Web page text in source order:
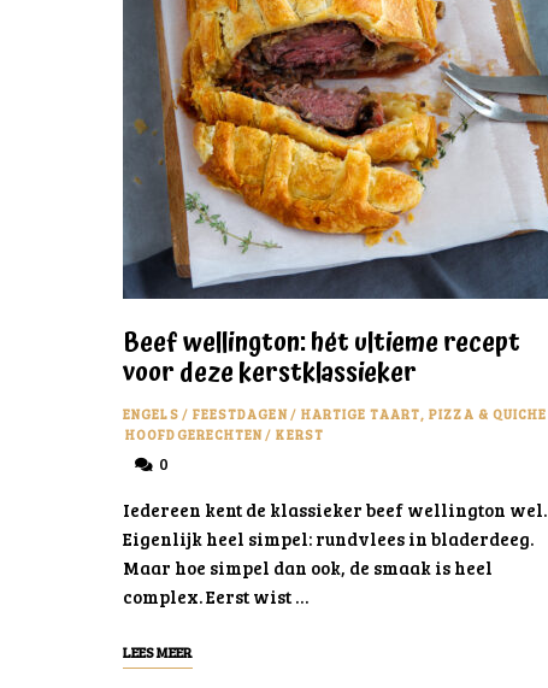
Beef wellington: hét ultieme recept
voor deze kerstklassieker
ENGELS / FEESTDAGEN/ HARTIGE TAART, PIZZA & QUICHE
HOOFDGERECHTEN/ KERST
0
Iedereen kent de klassieker beef wellington wel.
Eigenlijk heel simpel: rundvlees in bladerdeeg.
Maar hoe simpel dan ook, de smaak is heel
complex. Eerst wist …
LEES MEER